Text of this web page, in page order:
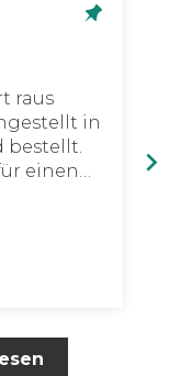
raus
in
einen
Email
meine